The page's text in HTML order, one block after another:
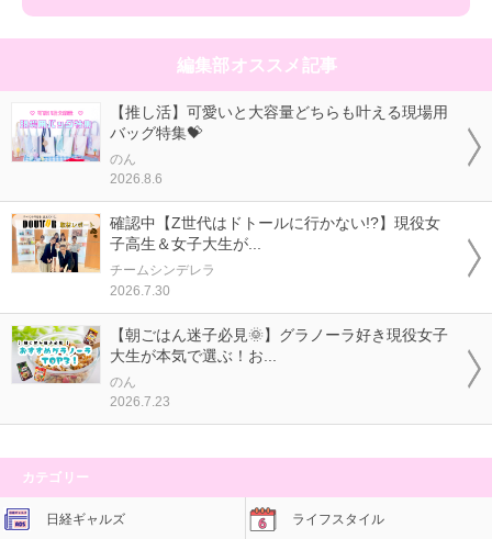
編集部オススメ記事
【推し活】可愛いと大容量どちらも叶える現場用
バッグ特集💝
のん
2026.8.6
確認中【Z世代はドトールに行かない!?】現役女
子高生＆女子大生が...
チームシンデレラ
2026.7.30
【朝ごはん迷子必見🌞】グラノーラ好き現役女子
大生が本気で選ぶ！お...
のん
2026.7.23
カテゴリー
日経ギャルズ ライフスタイル